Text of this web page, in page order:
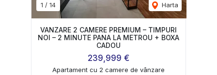
1 / 14 Harta
VANZARE 2 CAMERE PREMIUM – TIMPURI
NOI – 2 MINUTE PANA LA METROU + BOXA
CADOU
239,999 €
Apartament cu 2 camere de vânzare